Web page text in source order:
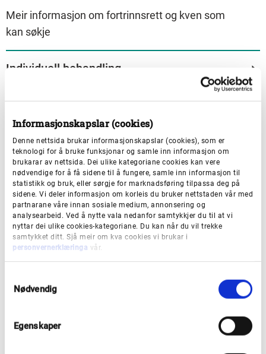
Informasjonskapslar (cookies)
Denne nettsida brukar informasjonskapslar (cookies), som er
teknologi for å bruke funksjonar og samle inn informasjon om
brukarar av nettsida. Dei ulike kategoriane cookies kan vere
nødvendige for å få sidene til å fungere, samle inn informasjon til
statistikk og bruk, eller sørgje for marknadsføring tilpassa deg på
sidene. Vi deler informasjon om korleis du bruker nettstaden vår med
partnarane våre innan sosiale medium, annonsering og
analysearbeid. Ved å nytte vala nedanfor samtykkjer du til at vi
nyttar dei ulike cookies-kategoriane. Du kan når du vil trekke
samtykket ditt. Sjå meir om kva cookies vi brukar i
personvernerklæringa vår.
Nødvendig
Egenskaper
Meir informasjon om fortrinnsrett og kven som
kan søkje
Individuell behandling
Vedleggsskjema
Alle som søkjer 1.februar må fylle ut
vedleggsskjema og søkje i Vigo
Informasjon som bør vere med i
vedleggskjemaet
startar på ny skule